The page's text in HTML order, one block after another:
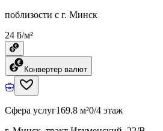
поблизости с г. Минск
24 ƃ/м²
Конвертер валют
Сфера услуг169.8 м²0/4 этаж